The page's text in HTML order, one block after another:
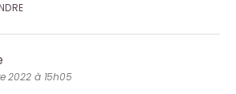
2022 à 15h05